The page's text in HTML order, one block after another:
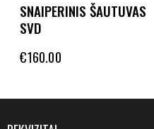
SNAIPERINIS ŠAUTUVAS
SVD
€160.00